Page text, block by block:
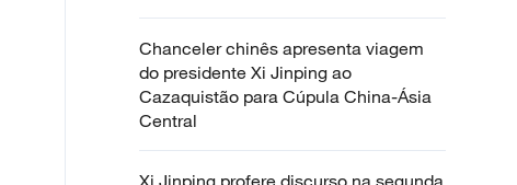
Chanceler chinês apresenta viagem
do presidente Xi Jinping ao
Cazaquistão para Cúpula China-Ásia
Central
Xi Jinping profere discurso na segunda